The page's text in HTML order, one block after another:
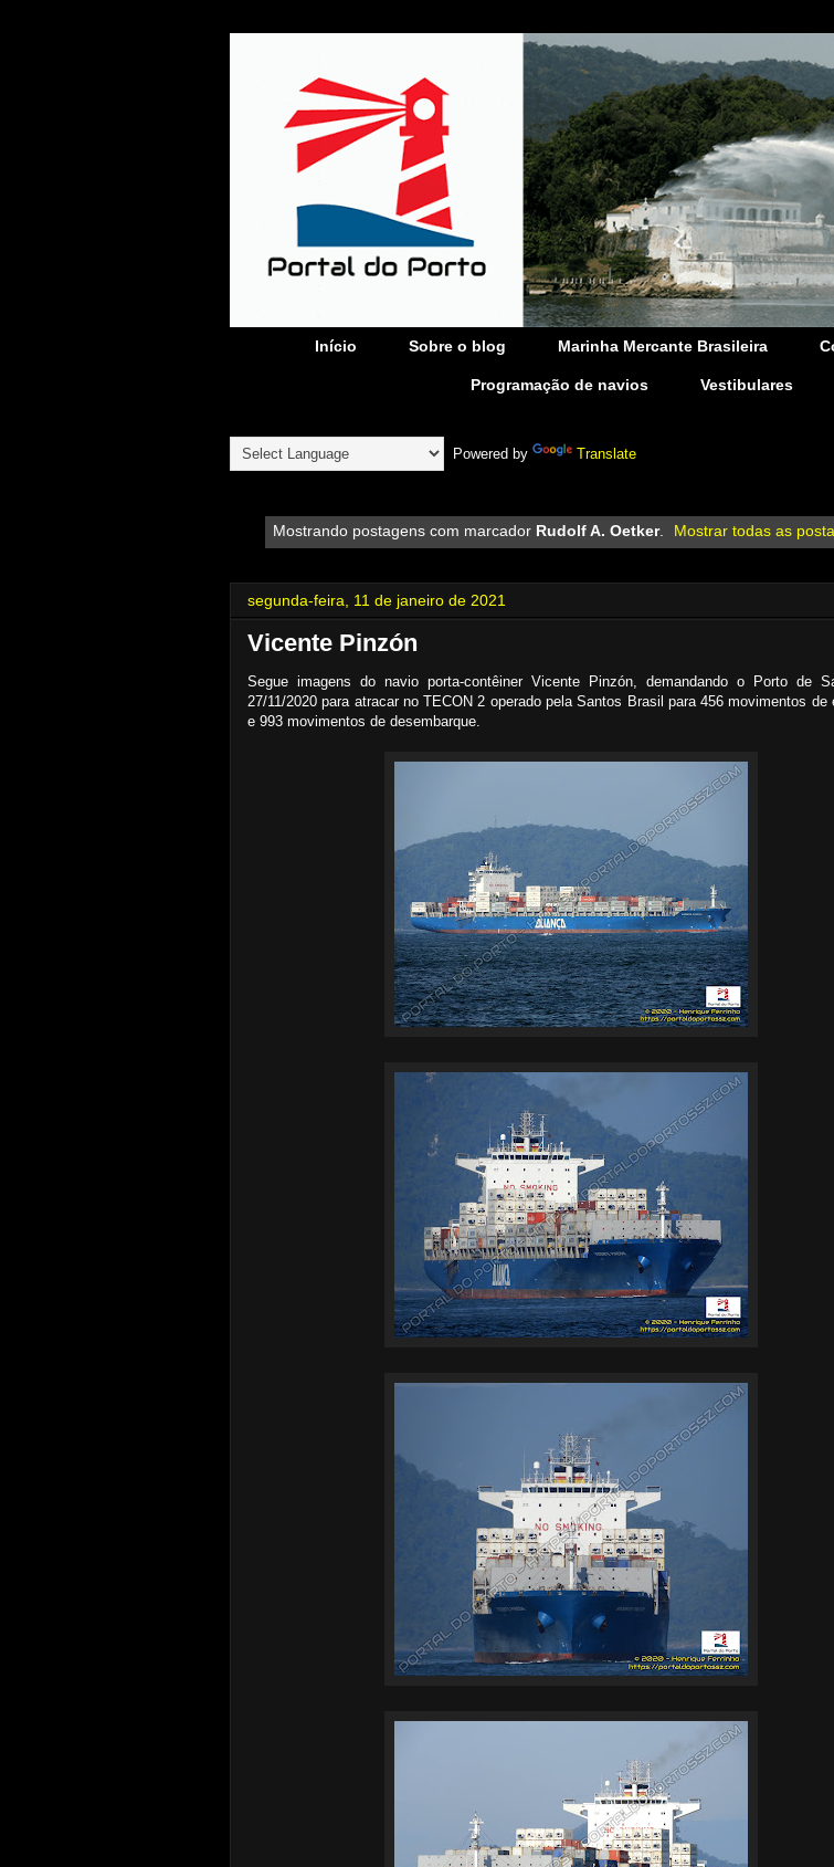
Início Sobre o blog Marinha Mercante Brasileira
Programação de navios Vestibulares
Powered by Translate
Mostrando postagens com marcador Rudolf A. Oetker. Mostrar todas as
segunda-feira, 11 de janeiro de 2021
Vicente Pinzón
Segue imagens do navio porta-contêiner Vicente Pinzón, demandando o Porto de
27/11/2020 para atracar no TECON 2 operado pela Santos Brasil para 456 movimentos de
e 993 movimentos de desembarque.